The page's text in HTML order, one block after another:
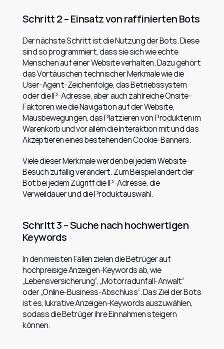
Schritt 2 – Einsatz von raffinierten Bots
Der nächste Schritt ist die Nutzung der Bots. Diese
sind so programmiert, dass sie sich wie echte
Menschen auf einer Website verhalten. Dazu gehört
das Vortäuschen technischer Merkmale wie die
User-Agent-Zeichenfolge, das Betriebssystem
oder die IP-Adresse, aber auch zahlreiche Onsite-
Faktoren wie die Navigation auf der Website,
Mausbewegungen, das Platzieren von Produkten im
Warenkorb und vor allem die Interaktion mit und das
Akzeptieren eines bestehenden Cookie-Banners.
Viele dieser Merkmale werden bei jedem Website-
Besuch zufällig verändert. Zum Beispiel ändert der
Bot bei jedem Zugriff die IP-Adresse, die
Verweildauer und die Produktauswahl.
Schritt 3 – Suche nach hochwertigen
Keywords
In den meisten Fällen zielen die Betrüger auf
hochpreisige Anzeigen-Keywords ab, wie
„Lebensversicherung“, „Motorradunfall-Anwalt“
oder „Online-Business-Abschluss“. Das Ziel der Bots
ist es, lukrative Anzeigen-Keywords auszuwählen,
sodass die Betrüger ihre Einnahmen steigern
können.